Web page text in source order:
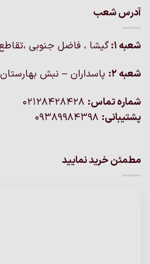
آدرس شعب
شعبه 1:
گيشا ، فاضل جنوبی ،تقاطع
شعبه 2:
پاسداران – نبش بهارستان
شماره تماس:
پشتیبانی:
مطمئن خرید نمایید